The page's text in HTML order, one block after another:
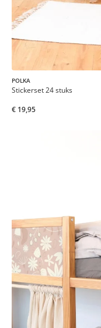
POLKA
Stickerset 24 stuks
€ 19,95